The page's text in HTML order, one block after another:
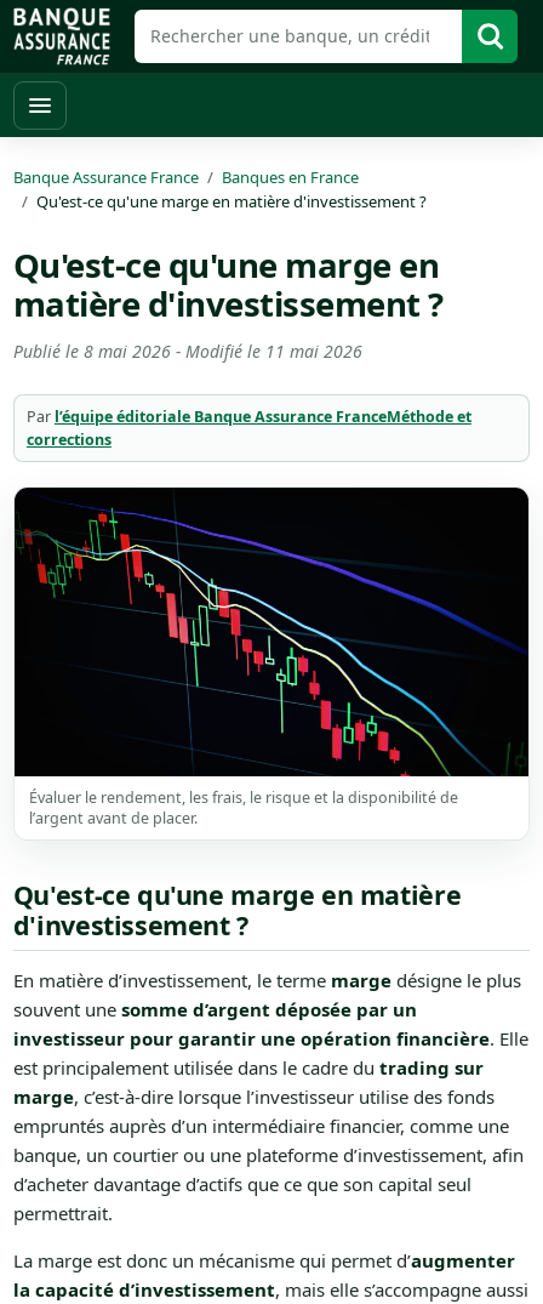
Banque Assurance France
Banques en France
Qu'est-ce qu'une marge en matière d'investissement ?
Qu'est-ce qu'une marge en
matière d'investissement ?
Publié le 8 mai 2026- Modifié le 11 mai 2026
Par l’équipe éditoriale Banque Assurance FranceMéthode et
corrections
Évaluer le rendement, les frais, le risque et la disponibilité de
l’argent avant de placer.
Qu'est-ce qu'une marge en matière
d'investissement ?
En matière d’investissement, le terme margedésigne le plus
souvent une somme d’argent déposée par un
investisseur pour garantir une opération financière. Elle
est principalement utilisée dans le cadre du trading sur
marge, c’est-à-dire lorsque l’investisseur utilise des fonds
empruntés auprès d’un intermédiaire financier, comme une
banque, un courtier ou une plateforme d’investissement, afin
d’acheter davantage d’actifs que ce que son capital seul
permettrait.
La marge est donc un mécanisme qui permet d’augmenter
la capacité d’investissement, mais elle s’accompagne aussi